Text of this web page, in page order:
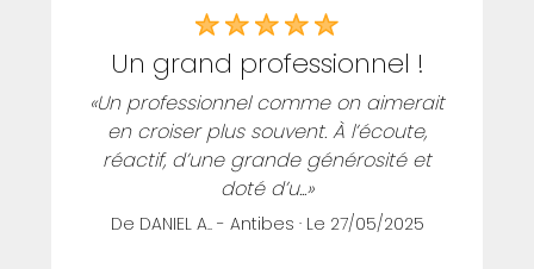
un grand professionnel !
«Un professionnel comme on aimerait
en croiser plus souvent. À l’écoute,
réactif, d’une grande générosité et
doté d’u...»
De DANIEL A.. - Antibes · Le 27/05/2025